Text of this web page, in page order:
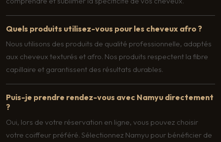
Quels produits utilisez-vous pour les cheveux afro ?
Nous utilisons des produits de qualité professionnelle, adaptés
aux cheveux texturés et afro. Nos produits respectent la fibre
capillaire et garantissent des résultats durables.
Puis-je prendre rendez-vous avec Namyu directement
?
Oui, lors de votre réservation en ligne, vous pouvez choisir
votre coiffeur préféré. Sélectionnez Namyu pour bénéficier de